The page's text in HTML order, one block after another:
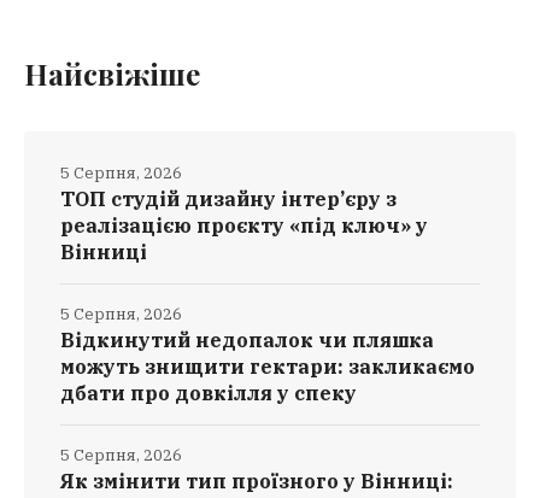
Найсвіжіше
ТОП студій дизайну інтер’єру з
реалізацією проєкту «під ключ» у
Вінниці
5 Серпня, 2026
Відкинутий недопалок чи пляшка
можуть знищити гектари: закликаємо
дбати про довкілля у спеку
5 Серпня, 2026
Як змінити тип проїзного у Вінниці:
5 Серпня, 2026